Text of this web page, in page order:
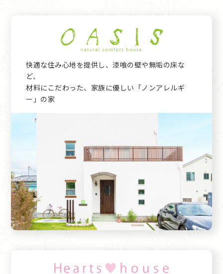
快適な住み心地を提供し、漆喰の壁や無垢の床な
ど、
材料にこだわった、家族に優しい「ノンアレルギ
ー」の家